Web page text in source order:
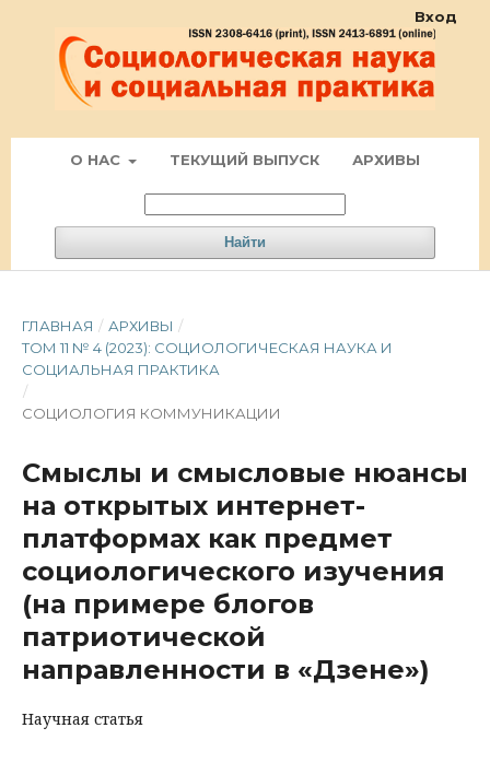
О НАС ТЕКУЩИЙ ВЫПУСК АРХИВЫ
Найти
Вход
ГЛАВНАЯ / АРХИВЫ /
ТОМ 11 № 4 (2023): СОЦИОЛОГИЧЕСКАЯ НАУКА И
СОЦИАЛЬНАЯ ПРАКТИКА
/
СОЦИОЛОГИЯ КОММУНИКАЦИИ
Смыслы и смысловые нюансы
на открытых интернет-
платформах как предмет
социологического изучения
(на примере блогов
патриотической
направленности в «Дзене»)
Научная статья